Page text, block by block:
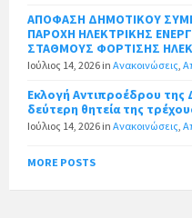
ΑΠΟΦΑΣΗ ΔΗΜΟΤΙΚΟΥ
ΠΑΡΟΧΗ ΗΛΕΚΤΡΙΚΗΣ
ΣΤΑΘΜΟΥΣ ΦΟΡΤΙΣΗΣ
Ιούλιος 14, 2026 in Ανακοινώσεις
Εκλογή Αντιπροέδρου της
δεύτερη θητεία της
Ιούλιος 14, 2026 in Ανακοινώσεις
MORE POSTS